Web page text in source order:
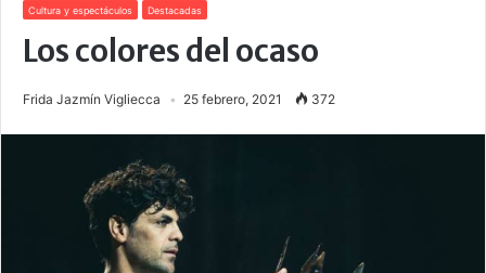
Cultura y espectáculos Destacadas
Los colores del ocaso
Frida Jazmín Vigliecca 25 febrero, 2021 372